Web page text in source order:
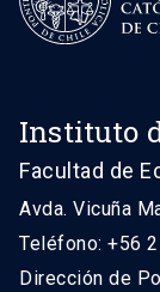
Instituto
Facultad de
Avda. Vicuña
Teléfono: +56
Dirección de